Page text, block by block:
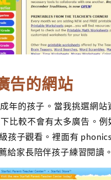
告的網站
年的孩子。當我挑選網
比較不會有太多廣告。例
孩子觀看。裡面有
給家長陪伴孩子練習閱讀。